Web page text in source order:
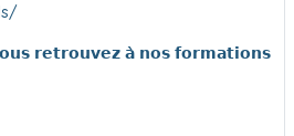
/
𝗿𝗲𝘁𝗿𝗼𝘂𝘃𝗲𝘇 𝗮̀ 𝗻𝗼𝘀 𝗳𝗼𝗿𝗺𝗮𝘁𝗶𝗼𝗻𝘀